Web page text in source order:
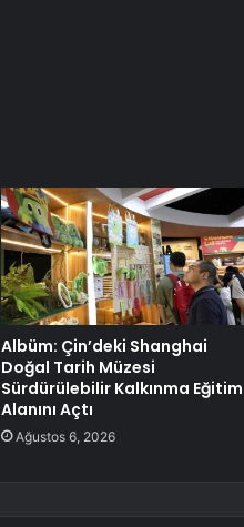
Albüm: Çin’deki Shanghai
Doğal Tarih Müzesi
Sürdürülebilir Kalkınma Eğitim
Alanını Açtı
Ağustos 6, 2026